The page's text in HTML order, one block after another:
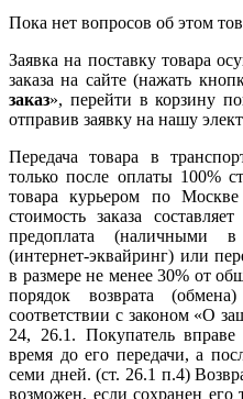
Пока нет вопросов об этом
Заявка на поставку товара
заказа на сайте (нажать
заказ», перейти в корзину
отправив заявку на нашу
Передача товара в
только после оплаты 100%
товара курьером по
стоимость заказа
предоплата (наличными
(интернет-эквайринг) или
в размере не менее 30% от
порядок возврата
соответствии с законом «О
24, 26.1. Покупатель вправе
время до его передачи, а
семи дней. (ст. 26.1 п.4)
возможен, если сохранен его